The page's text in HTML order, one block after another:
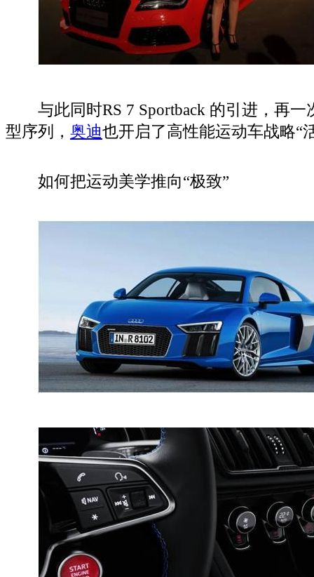
与此同时RS 7 Sportback 的引进，再一
型序列， 奥迪也开启了高性能运动车战略“
如何把运动美学推向“极致”